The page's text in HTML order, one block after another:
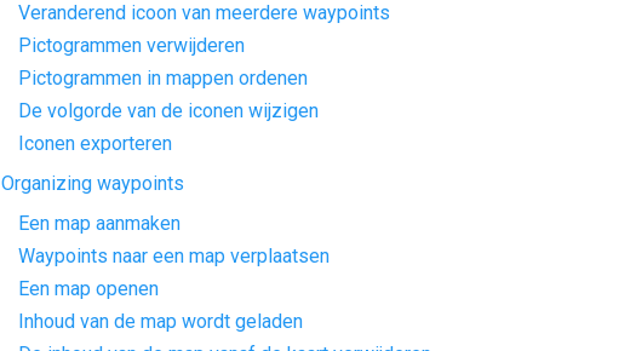
Veranderend icoon van meerdere waypoints
Pictogrammen verwijderen
Pictogrammen in mappen ordenen
De volgorde van de iconen wijzigen
Iconen exporteren
Organizing waypoints
Een map aanmaken
Waypoints naar een map verplaatsen
Een map openen
Inhoud van de map wordt geladen